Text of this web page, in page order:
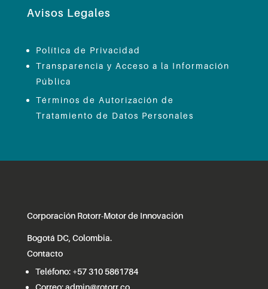
Avisos Legales
Política de Privacidad
Transparencia y Acceso a la Información
Pública
Términos de Autorización de
Tratamiento de Datos Personales
Corporación Rotorr-Motor de Innovación
Bogotá DC, Colombia.
Contacto
Teléfono: +57 310 5861784